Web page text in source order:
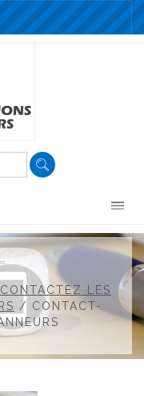
CONTACTEZ LES
/ CONTACT-